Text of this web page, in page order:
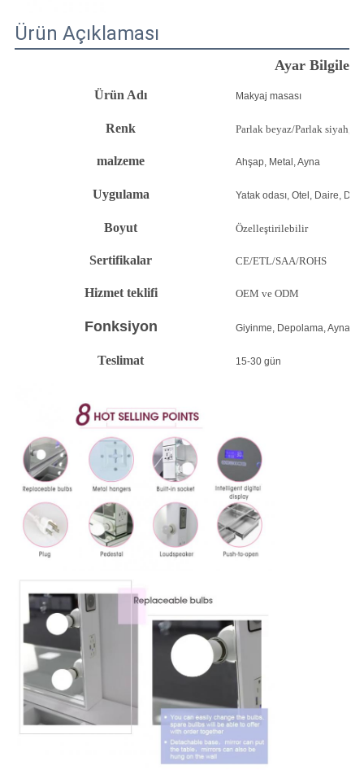
Ürün Açıklaması
Ayar Bilgileri
Ürün Adı Makyaj masası
Renk Parlak beyaz/Parlak siyah,
malzeme Ahşap, Metal, Ayna
Uygulama Yatak odası, Otel, Daire,
Boyut Özelleştirilebilir
Sertifikalar CE/ETL/SAA/ROHS
Hizmet teklifi OEM ve ODM
Fonksiyon Giyinme, Depolama, Ayna
Teslimat 15-30 gün